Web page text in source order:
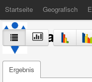
Startseite Geografisch
Stadt
Ergebnis